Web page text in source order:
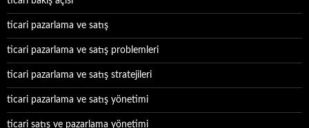
ticari pazarlama ve satış
ticari pazarlama ve satış problemleri
ticari pazarlama ve satış stratejileri
ticari pazarlama ve satış yönetimi
ticari satış ve pazarlama yönetimi